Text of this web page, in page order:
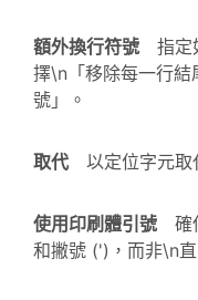
額外換行符號
指定
擇\n「移除每一行結
號」。
取代 以定位字元取
使用印刷體引號
確
和撇號 (')，而非\n